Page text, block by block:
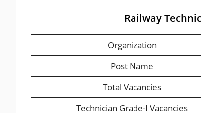
Railway
Organization
Post Name
Total Vacancies
Technician Grade-I Vacancies